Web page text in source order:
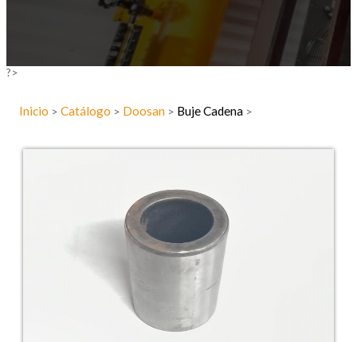
?>
Inicio > Catálogo > Doosan > Buje Cadena >